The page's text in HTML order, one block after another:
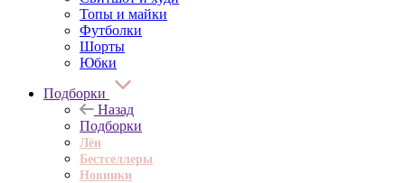
Топы и майки
Футболки
Шорты
Юбки
Подборки
Назад
Подборки
Лён
Бестселлеры
Новинки